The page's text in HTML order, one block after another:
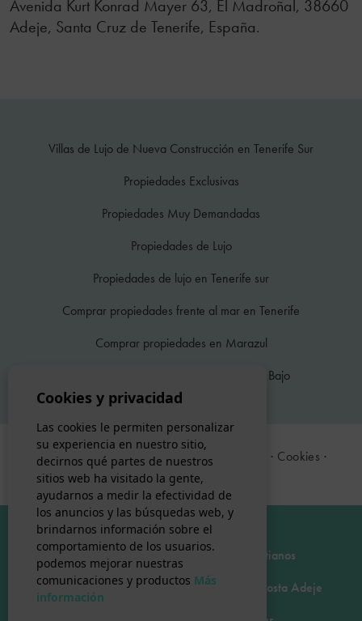
Avenida Kurt Konrad Mayer 63, El Madroñal, 38660
Adeje, Santa Cruz de Tenerife, España.
Villas de Lujo de Nueva Construcción en Tenerife Sur
Propiedades Exclusivas
Propiedades Muy Demandadas
Propiedades de Lujo
Propiedades de lujo en Tenerife sur
Comprar propiedades frente al mar en Tenerife
Comprar propiedades en Marazul
Comprar propiedades en San Eugenio Bajo
© 2026 DOM Tenerife · Nota legal·Privacidad · Cookies ·
Mapa Web
Comprar propiedad de lujo en Los Cristianos
Tasación gratuita de propiedad de lujo en Costa Adeje
Cookies y privacidad
Las cookies le permiten personalizar
su experiencia en nuestro sitio,
decirnos qué partes de nuestros
sitios web ha visitado la gente,
ayudarnos a medir la efectividad de
los anuncios y las búsquedas web, y
brindarnos información sobre el
comportamiento de los usuarios.
podemos mejorar nuestras
comunicaciones y productos Más
información